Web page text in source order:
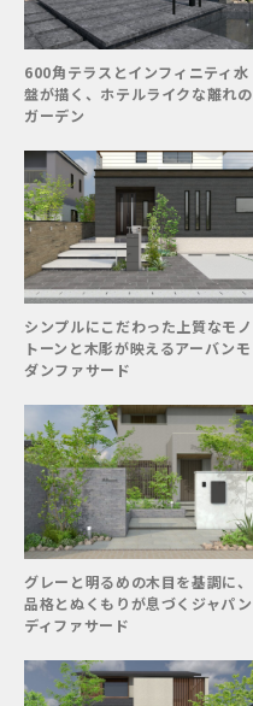
600角テラスとインフィニティ水
盤が描く、ホテルライクな離れの
ガーデン
シンプルにこだわった上質なモノ
トーンと木彫が映えるアーバンモ
ダンファサード
グレーと明るめの木目を基調に、
品格とぬくもりが息づくジャパン
ディファサード